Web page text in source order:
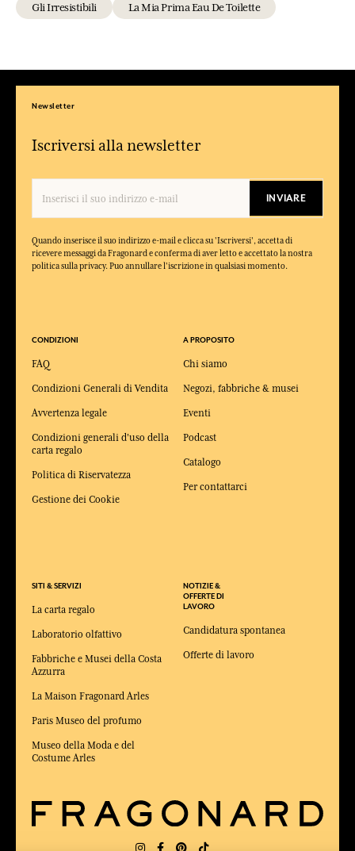
Gli Irresistibili La Mia Prima Eau De Toilette
Newsletter
Iscriversi alla newsletter
INVIARE
Quando inserisce il suo indirizzo e-mail e clicca su 'Iscriversi', accetta di
ricevere messaggi da Fragonard e conferma di aver letto e accettato la nostra
politica sulla privacy. Puo annullare l'iscrizione in qualsiasi momento.
CONDIZIONI
FAQ
Condizioni Generali di Vendita
Avvertenza legale
Condizioni generali d'uso della
carta regalo
Politica di Riservatezza
Gestione dei Cookie
SITI & SERVIZI
La carta regalo
Laboratorio olfattivo
Fabbriche e Musei della Costa
Azzurra
La Maison Fragonard Arles
Paris Museo del profumo
Museo della Moda e del
Costume Arles
A PROPOSITO
Chi siamo
Negozi, fabbriche & musei
Eventi
Podcast
Catalogo
Per contattarci
NOTIZIE &
OFFERTE DI
LAVORO
Candidatura spontanea
Offerte di lavoro